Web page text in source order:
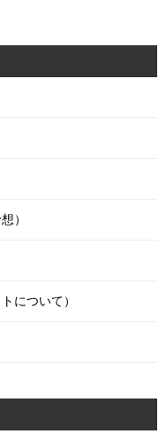
）
について）